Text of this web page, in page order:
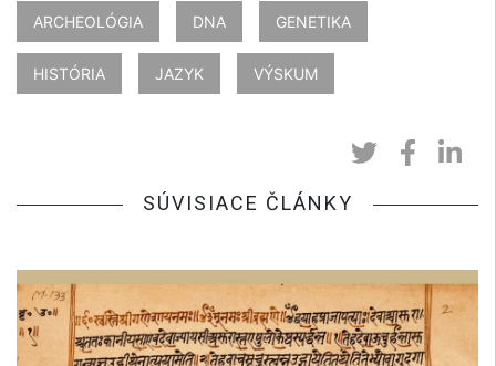
ARCHEOLÓGIA DNA GENETIKA
HISTÓRIA JAZYK VÝSKUM
SÚVISIACE ČLÁNKY